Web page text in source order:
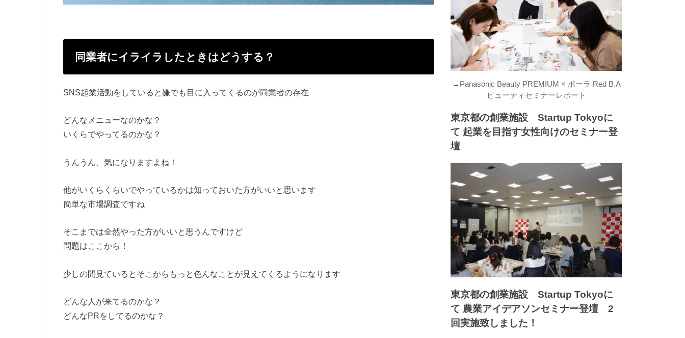
同業者にイライラしたときはどうする？
SNS起業活動をしていると嫌でも目に入ってくるのが同業者の存在
どんなメニューなのかな？
いくらでやってるのかな？
うんうん、気になりますよね！
他がいくらくらいでやっているかは知っておいた方がいいと思います
簡単な市場調査ですね
そこまでは全然やった方がいいと思うんですけど
問題はここから！
少しの間見ているとそこからもっと色んなことが見えてくるようになります
どんな人が来てるのかな？
どんなPRをしてるのかな？
→ Panasonic Beauty PREMIUM × ポーラ Red B.A
ビューティセミナーレポート
東京都の創業施設 Startup Tokyoに
て 起業を目指す女性向けのセミナー登
壇
東京都の創業施設 Startup Tokyoに
て 農業アイデアソンセミナー登壇 2
回実施致しました！